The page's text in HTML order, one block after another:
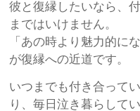
彼と復縁したいなら、
まではいけません。
「あの時より魅力的に
が復縁への近道です。
いつまでも付き合って
り、毎日泣き暮らして